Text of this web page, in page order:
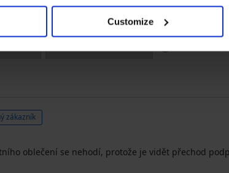
Customize
1
zákazník
oblečení se nehodí, protože je vidět přechod